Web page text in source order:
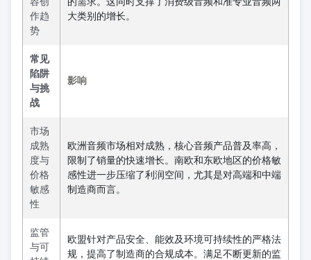
作趋
势
大类别的增长。
常见
陷阱
与挑
战
影响
市场
成熟
度与
价格
敏感
性
欧洲音频市场相对成熟，核心音频产品普及率高，
限制了销量的快速增长。南欧和东欧地区的价格敏
感性进一步压缩了利润空间，尤其是对高端和中端
制造商而言。
监管
与可
欧盟针对产品安全、能效及环境可持续性的严格法
规，提高了制造商的合规成本。满足不断更新的监